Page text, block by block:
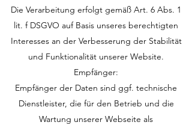
Die Verarbeitung erfolgt gemäß Art. 6 Abs. 1
lit. f DSGVO auf Basis unseres berechtigten
Interesses an der Verbesserung der Stabilität
und Funktionalität unserer Website.
Empfänger:
Empfänger der Daten sind ggf. technische
Dienstleister, die für den Betrieb und die
Wartung unserer Webseite als